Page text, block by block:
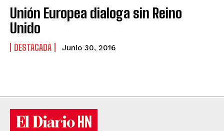
Unión Europea dialoga sin Reino
Unido
DESTACADA Junio 30, 2016